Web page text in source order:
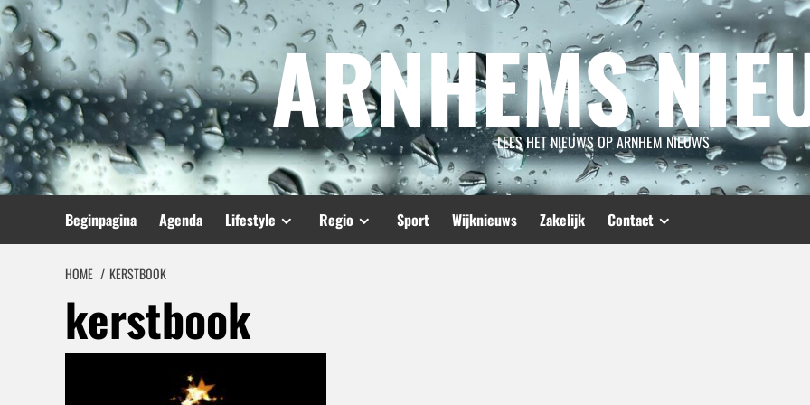
Spring
naar
inhoud
ARNHEMS
LEES HET NIEUWS OP ARNHEM NIEUWS
Beginpagina Agenda Lifestyle Regio Sport Wijknieuws Zakelijk Contact
HOME KERSTBOOK
kerstbook